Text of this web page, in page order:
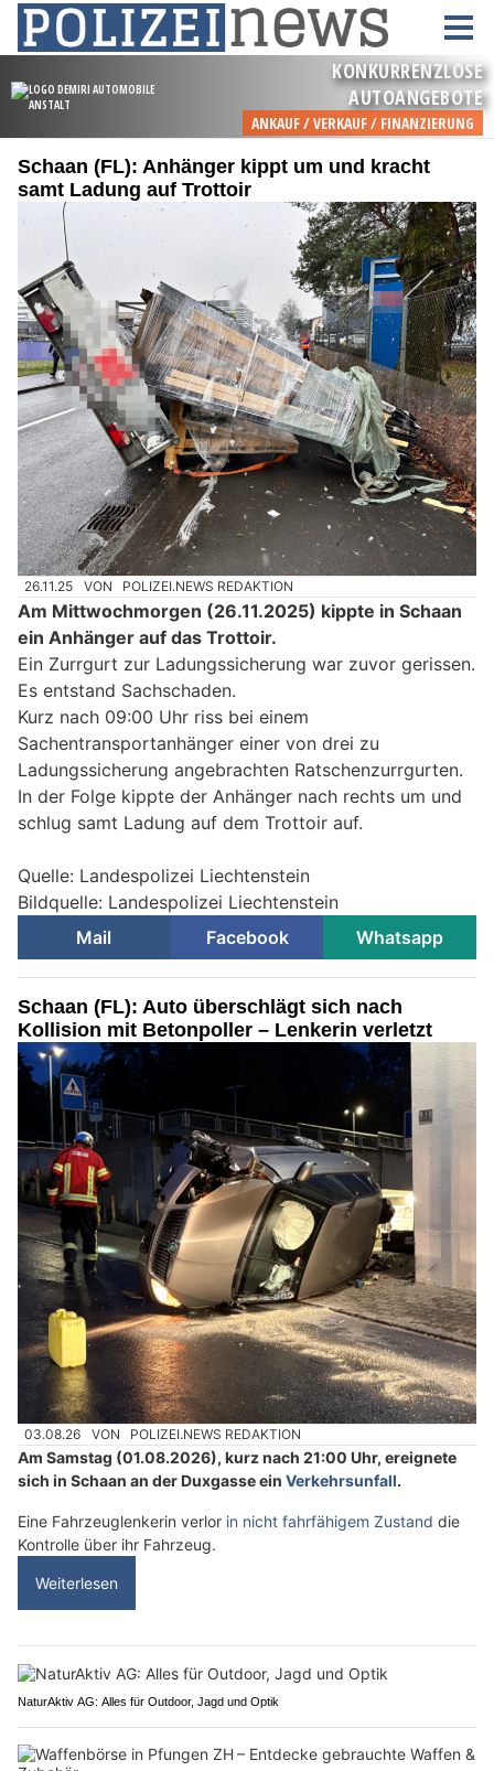
Schaan (FL): Anhänger kippt um und kracht
samt Ladung auf Trottoir
26.11.25 VON POLIZEI.NEWS REDAKTION
Am Mittwochmorgen (26.11.2025) kippte in Schaan
ein Anhänger auf das Trottoir.
Ein Zurrgurt zur Ladungssicherung war zuvor gerissen.
Es entstand Sachschaden.
Kurz nach 09:00 Uhr riss bei einem
Sachentransportanhänger einer von drei zu
Ladungssicherung angebrachten Ratschenzurrgurten.
In der Folge kippte der Anhänger nach rechts um und
schlug samt Ladung auf dem Trottoir auf.
Quelle: Landespolizei Liechtenstein
Bildquelle: Landespolizei Liechtenstein
Mail
Facebook Whatsapp
Schaan (FL): Auto überschlägt sich nach
Kollision mit Betonpoller – Lenkerin verletzt
03.08.26 VON POLIZEI.NEWS REDAKTION
Am Samstag (01.08.2026), kurz nach 21:00 Uhr, ereignete
sich in Schaan an der Duxgasse ein Verkehrsunfall.
Eine Fahrzeuglenkerin verlor in nicht fahrfähigem Zustand die
Kontrolle über ihr Fahrzeug.
Weiterlesen
NaturAktiv AG: Alles für Outdoor, Jagd und Optik